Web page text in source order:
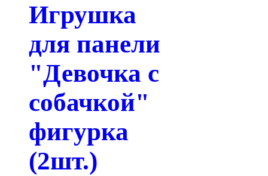
Игрушка
для панели
"Девочка с
собачкой"
фигурка
(2шт.)